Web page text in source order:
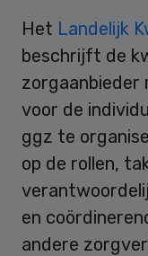
Het Landelijk
beschrijft de
zorgaanbieder
voor de
ggz te
op de rollen,
en
andere